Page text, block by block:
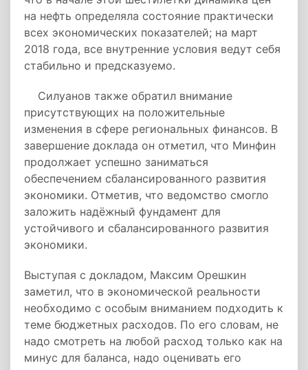
на нефть определяла состояние практически
всех экономических показателей; на март
2018 года, все внутренние условия ведут себя
стабильно и предсказуемо.
Силуанов также обратил внимание
присутствующих на положительные
изменения в сфере региональных финансов. В
завершение доклада он отметил, что Минфин
продолжает успешно заниматься
обеспечением сбалансированного развития
экономики. Отметив, что ведомство смогло
заложить надёжный фундамент для
устойчивого и сбалансированного развития
экономики.
Выступая с докладом, Максим Орешкин
заметил, что в экономической реальности
необходимо с особым вниманием подходить к
теме бюджетных расходов. По его словам, не
надо смотреть на любой расход только как на
минус для баланса, надо оценивать его